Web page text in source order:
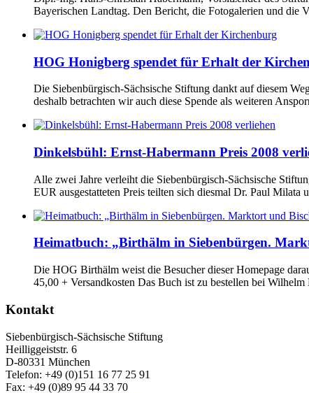
Bayerischen Landtag. Den Bericht, die Fotogalerien und die
HOG Honigberg spendet für Erhalt der
Die Siebenbürgisch-Sächsische Stiftung dankt auf diesem
deshalb betrachten wir auch diese Spende als weiteren
Dinkelsbühl: Ernst-Habermann Preis 2008
Alle zwei Jahre verleiht die Siebenbürgisch-Sächsische
EUR ausgestatteten Preis teilten sich diesmal Dr. Paul Milata
Heimatbuch: „Birthälm in Siebenbürgen.
Die HOG Birthälm weist die Besucher dieser Homepage
45,00 + Versandkosten Das Buch ist zu bestellen bei
Kontakt
Siebenbürgisch-Sächsische Stiftung
Heilliggeiststr. 6
D-80331 München
Telefon: +49 (0)151 16 77 25 91
Fax: +49 (0)89 95 44 33 70